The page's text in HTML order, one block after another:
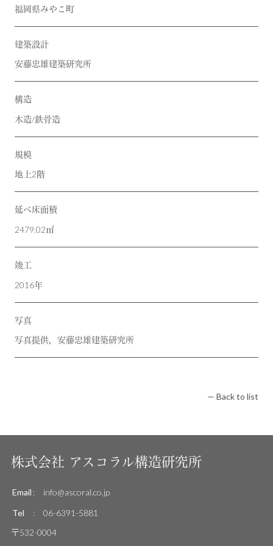
福岡県みやこ町
建築設計
安藤忠雄建築研究所
構造
木造/鉄骨造
規模
地上2階
延べ床面積
2479.02㎡
竣工
2016年
写真
写真提供，安藤忠雄建築研究所
— Back to list
株式会社 アスコラル構造研究所
Email :
info@ascoral.co.jp
Tel
:
06-6391-5881
〒532-0004